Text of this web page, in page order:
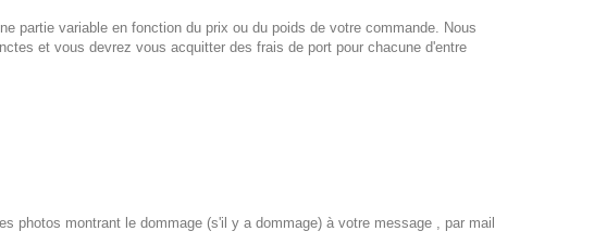
partie variable en fonction du prix ou du poids de votre commande. Nous
et vous devrez vous acquitter des frais de port pour chacune d'entre
photos montrant le dommage (s'il y a dommage) à votre message , par mail